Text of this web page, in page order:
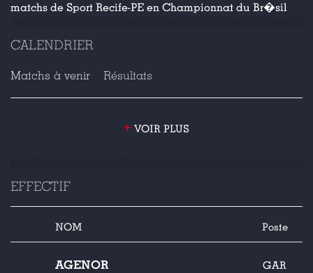
matchs de Sport Recife-PE en Championnat du Br�sil
CALENDRIER
Matchs à venir Résultats
+ VOIR PLUS
EFFECTIF
NOM Poste
AGENOR GAR